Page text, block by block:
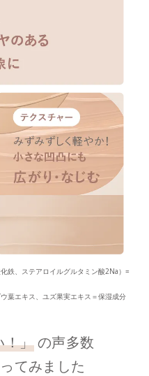
鉄、ステアロイルグルタミン酸2Na）=
葉エキス、ユズ果実エキス＝保湿成分
！」の声多数
てみました